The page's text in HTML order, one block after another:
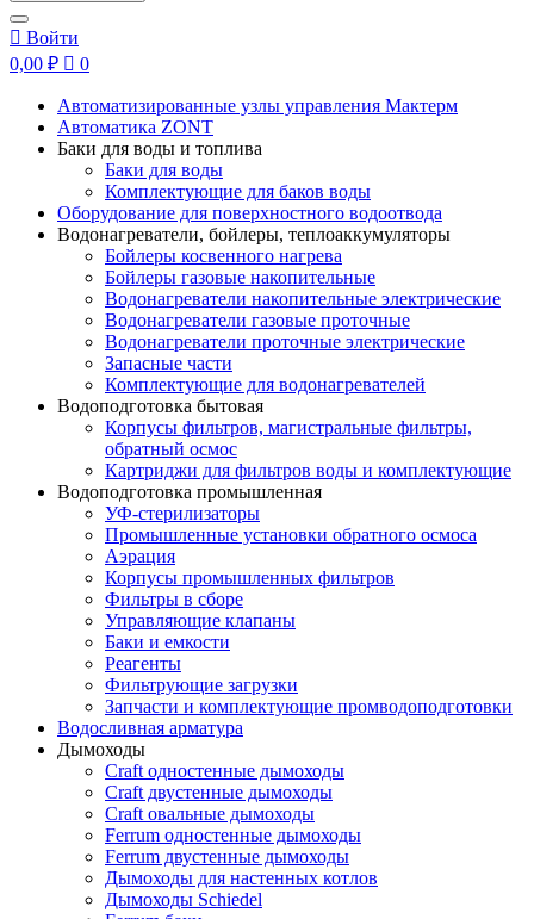
 Войти
0,00 ₽  0
Автоматизированные узлы управления Мактерм
Автоматика ZONT
Баки для воды и топлива
Баки для воды
Комплектующие для баков воды
Оборудование для поверхностного водоотвода
Водонагреватели, бойлеры, теплоаккумуляторы
Бойлеры косвенного нагрева
Бойлеры газовые накопительные
Водонагреватели накопительные электрические
Водонагреватели газовые проточные
Водонагреватели проточные электрические
Запасные части
Комплектующие для водонагревателей
Водоподготовка бытовая
Корпусы фильтров, магистральные фильтры,
обратный осмос
Картриджи для фильтров воды и комплектующие
Водоподготовка промышленная
УФ-стерилизаторы
Промышленные установки обратного осмоса
Аэрация
Корпусы промышленных фильтров
Фильтры в сборе
Управляющие клапаны
Баки и емкости
Реагенты
Фильтрующие загрузки
Запчасти и комплектующие промводоподготовки
Водосливная арматура
Дымоходы
Craft одностенные дымоходы
Craft двустенные дымоходы
Craft овальные дымоходы
Ferrum одностенные дымоходы
Ferrum двустенные дымоходы
Дымоходы для настенных котлов
Дымоходы Schiedel